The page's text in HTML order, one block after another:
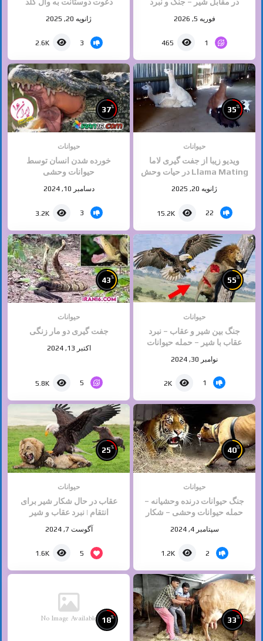
فوریه 5, 2026
1
465
ژانویه 20, 2025
3
2.6K
35%
حیوانات
ویدیو زیبا از جفت گیری لاما
Llama Mating در حیات وحش
برگرفته از دسته جفت گیری
حیوانات سایت ایران ۱۶
ژانویه 20, 2025
22
15.2K
37%
حیوانات
خورده شدن انسان توسط
حیوانات وحشی
دسامبر 10, 2024
3
3.2K
55%
حیوانات
جنگ بین شیر و عقاب – نبرد
عقاب با شیر – حمله حیوانات
نوامبر 30, 2024
1
2K
43%
حیوانات
جفت گیری دو مار زنگی
اکتبر 13, 2024
5
5.8K
40%
حیوانات
جنگ حیوانات درنده وحشیانه –
حمله حیوانات وحشی – شکار
سپتامبر 4, 2024
2
1.2K
25%
حیوانات
عقاب در حال شکار شیر برای
انتقام | نبرد عقاب و شیر‎
آگوست 7, 2024
5
1.6K
33%
No Image Available 18%